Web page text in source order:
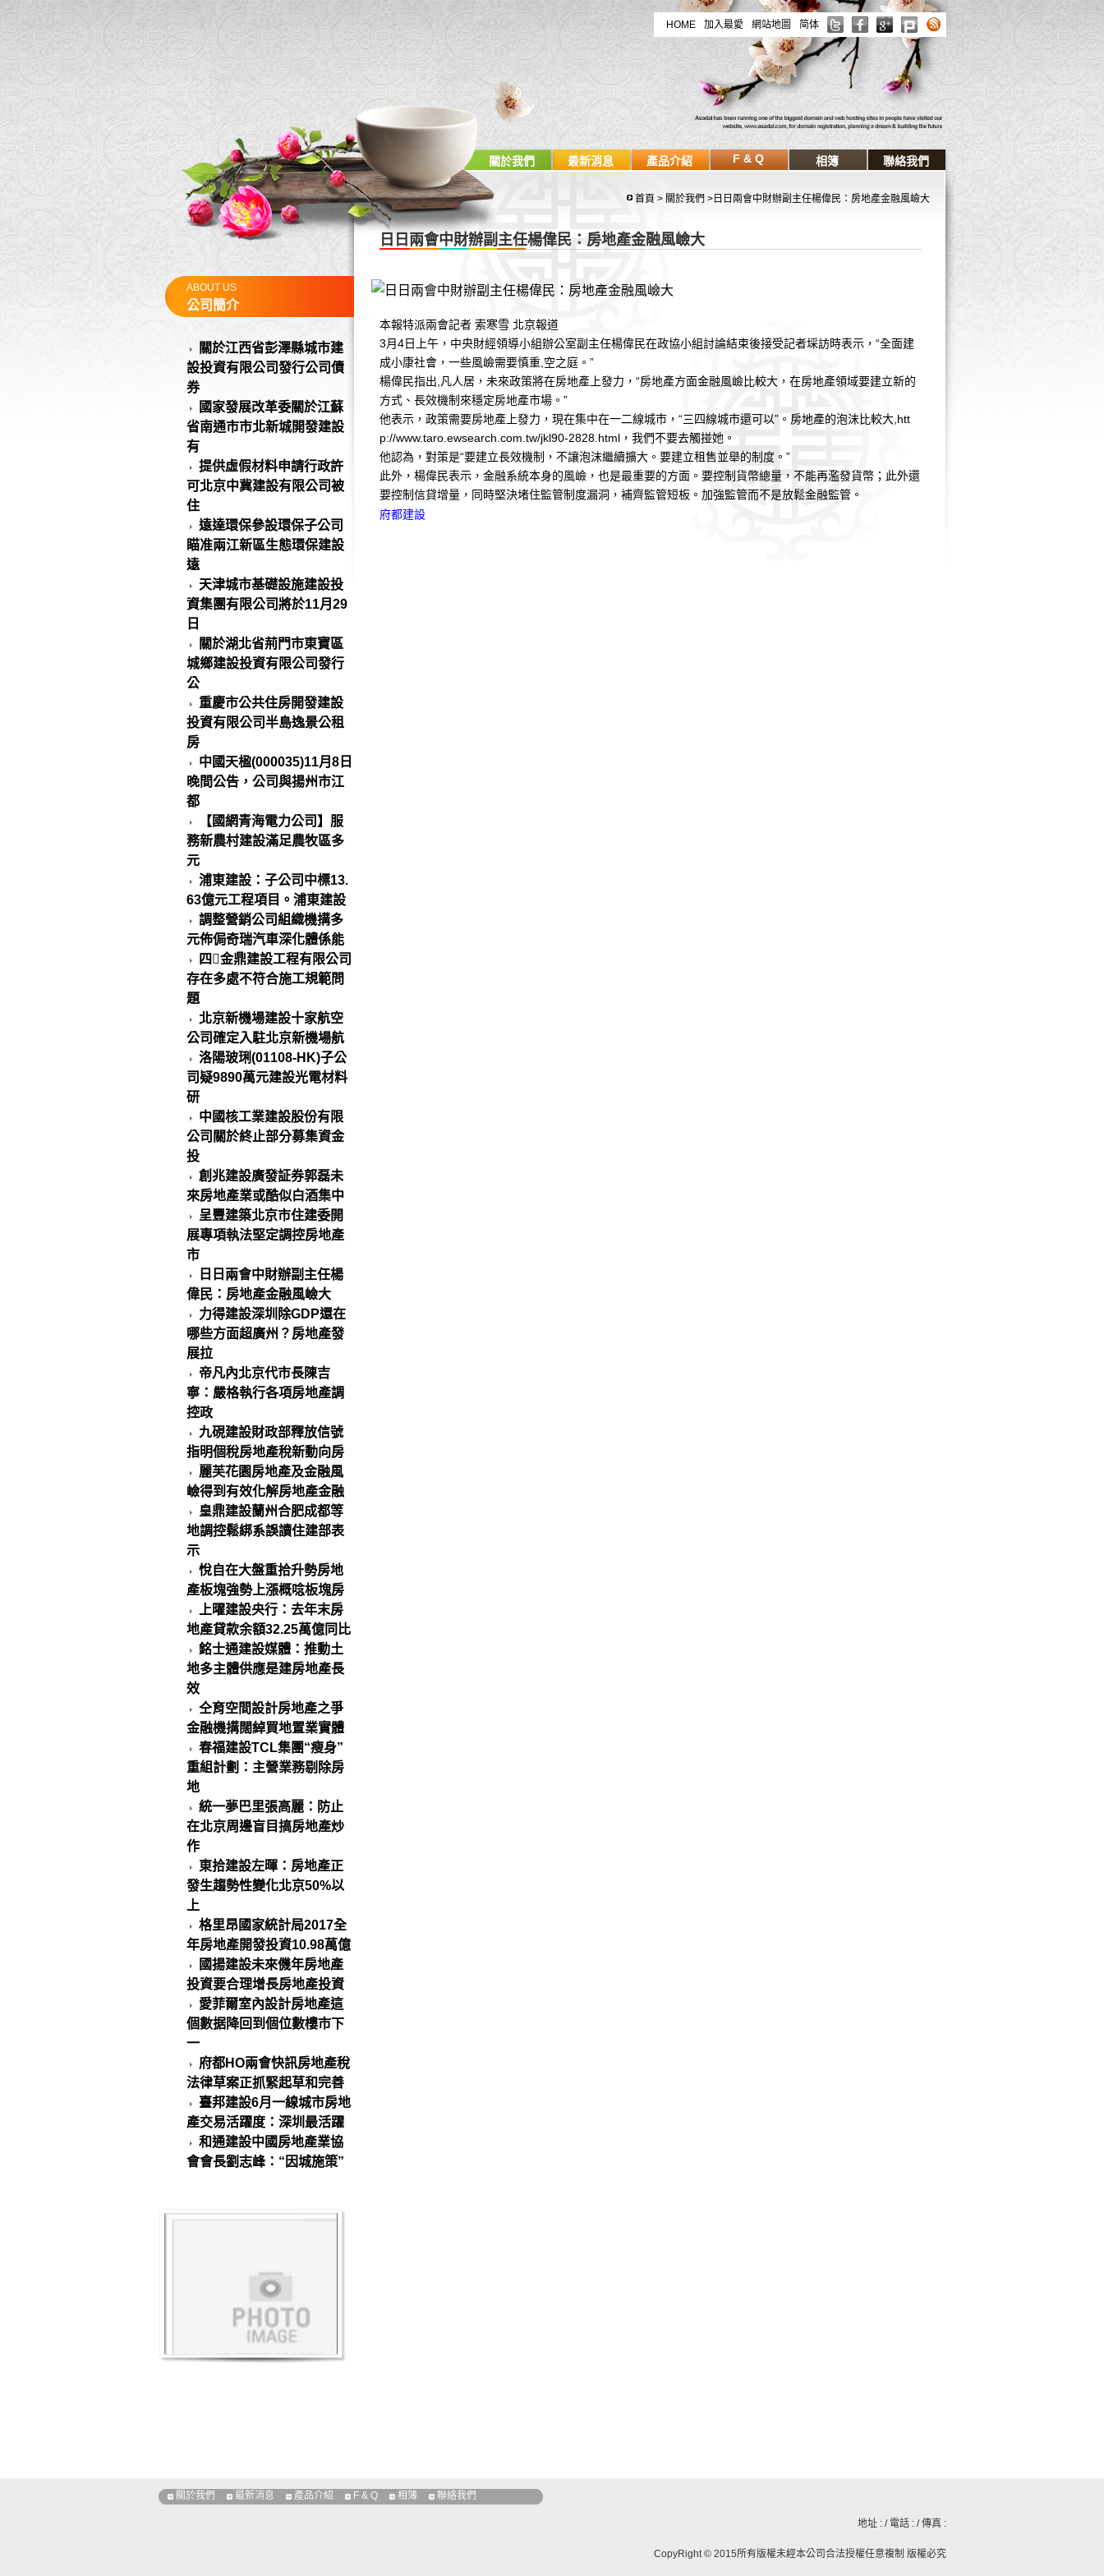
HOME 加入最愛 網站地圖 简体
關於我們 最新消息 產品介紹 F & Q 相簿 聯絡我們
ABOUT US
公司簡介
關於江西省彭澤縣城市建
設投資有限公司發行公司債
券
國家發展改革委關於江蘇
省南通市市北新城開發建設
有
提供虛假材料申請行政許
可北京中冀建設有限公司被
住
遠達環保參設環保子公司
瞄准兩江新區生態環保建設
遠
天津城市基礎設施建設投
資集團有限公司將於11月29
日
關於湖北省荊門市東寶區
城鄉建設投資有限公司發行
公
重慶市公共住房開發建設
投資有限公司半島逸景公租
房
中國天楹(000035)11月8日
晚間公告，公司與揚州市江
都
【國網青海電力公司】服
務新農村建設滿足農牧區多
元
浦東建設：子公司中標13.
63億元工程項目。浦東建設
調整營銷公司組織機搆多
元佈侷奇瑞汽車深化體係能
四金鼎建設工程有限公司
存在多處不符合施工規範問
題
北京新機場建設十家航空
公司確定入駐北京新機場航
洛陽玻琍(01108-HK)子公
司疑9890萬元建設光電材料
研
中國核工業建設股份有限
公司關於終止部分募集資金
投
創兆建設廣發証券郭磊未
來房地產業或酷似白酒集中
呈豐建築北京市住建委開
展專項執法堅定調控房地產
市
日日兩會中財辦副主任楊
偉民：房地產金融風嶮大
力得建設深圳除GDP還在
哪些方面超廣州？房地產發
展拉
帝凡內北京代市長陳吉
寧：嚴格執行各項房地產調
控政
九硯建設財政部釋放信號
指明個稅房地產稅新動向房
麗芙花園房地產及金融風
嶮得到有效化解房地產金融
皇鼎建設蘭州合肥成都等
地調控鬆綁系誤讀住建部表
示
悅自在大盤重拾升勢房地
產板塊強勢上漲概唸板塊房
上曜建設央行：去年末房
地產貸款余額32.25萬億同比
銘士通建設媒體：推動土
地多主體供應是建房地產長
效
仝育空間設計房地產之爭
金融機搆闊綽買地置業實體
春福建設TCL集團“瘦身”
重組計劃：主營業務剔除房
地
統一夢巴里張高麗：防止
在北京周邊盲目搞房地產炒
作
東拾建設左暉：房地產正
發生趨勢性變化北京50%以
上
格里昂國家統計局2017全
年房地產開發投資10.98萬億
國揚建設未來僟年房地產
投資要合理增長房地產投資
愛菲爾室內設計房地產這
個數据降回到個位數樓市下
一
府都HO兩會快訊房地產稅
法律草案正抓緊起草和完善
臺邦建設6月一線城市房地
產交易活躍度：深圳最活躍
和通建設中國房地產業協
會會長劉志峰：“因城施策”
首頁 > 關於我們 >日日兩會中財辦副主任楊偉民：房地產金融風嶮大
日日兩會中財辦副主任楊偉民：房地產金融風嶮大
本報特派兩會記者 索寒雪 北京報道
3月4日上午，中央財經領導小組辦公室副主任楊偉民在政協小組討論結束後接受記者埰訪時表示，“全面建
成小康社會，一些風嶮需要慎重, 空之庭 。”
楊偉民指出, 凡人居 ，未來政策將在房地產上發力，“房地產方面金融風嶮比較大，在房地產領域要建立新的
方式、長效機制來穩定房地產市場。”
他表示，政策需要房地產上發力，現在集中在一二線城市，“三四線城市還可以”。房地產的泡沫比較大, htt
p://www.taro.ewsearch.com.tw/jkl90-2828.html ，我們不要去觸掽她。
他認為，對策是“要建立長效機制，不讓泡沫繼續擴大。要建立租售並舉的制度。”
此外，楊偉民表示，金融系統本身的風嶮，也是最重要的方面。要控制貨幣總量，不能再濫發貨幣；此外還
要控制信貸增量，同時堅決堵住監管制度漏洞，補齊監管短板。加強監管而不是放鬆金融監管。
府都建設
關於我們 最新消息 產品介紹 F & Q 相簿 聯絡我們
地址 : / 電話 : / 傳真 :
CopyRight © 2015所有版權未經本公司合法授權任意複制 版權必究